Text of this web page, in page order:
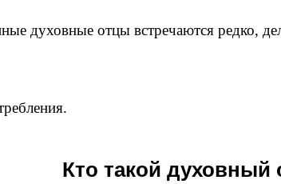
духовные отцы встречаются редко,
Кто такой духовный